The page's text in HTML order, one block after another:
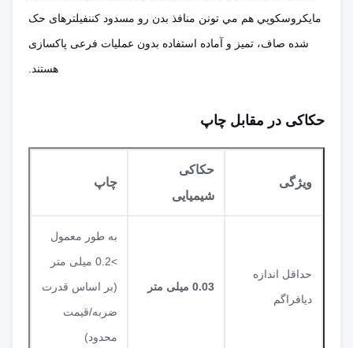
مايکروسکوپي هم مي تونن منافذ بدن رو مسدود کننفیلترهای حک
شده صاف، تمیز و آماده استفاده بدون عملیات فرعی پاکسازی
هستند.
حکاکی در مقابل چاپ
ویژگی
حکاکی
شیمیایی
حداقل اندازه
دیافراگم
به طور معمول
>0.2 میلی متر
(بر اساس قدرت
ضربه/قیمت
محدود)